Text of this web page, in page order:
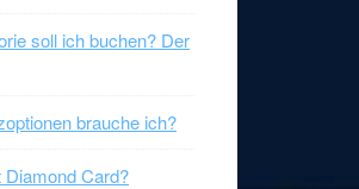
soll ich buchen? Der
brauche ich?
Card?